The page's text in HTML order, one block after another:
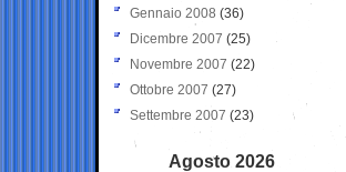
Gennaio 2008 (36)
Dicembre 2007 (25)
Novembre 2007 (22)
Ottobre 2007 (27)
Settembre 2007 (23)
Agosto 2026